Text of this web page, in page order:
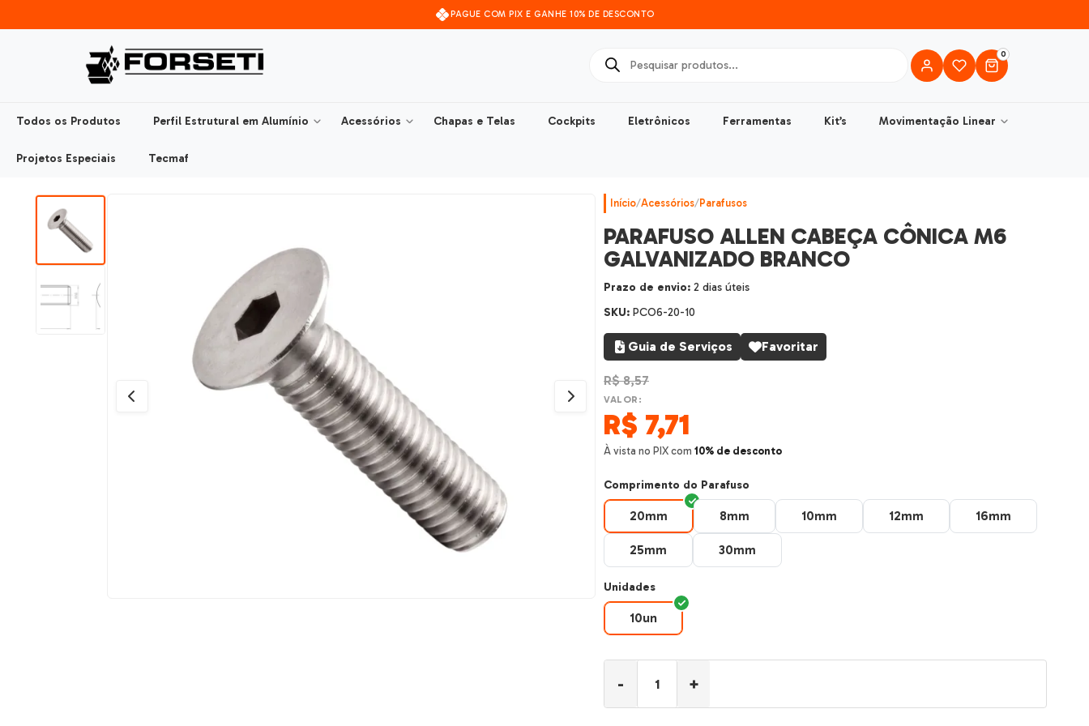
PAGUE COM PIX E GANHE 10% DE DESCONTO
0
Todos os Produtos Perfil Estrutural em Alumínio Acessórios Chapas e Telas Cockpits Eletrônicos Ferramentas Kit’s Movimentação Linear
Projetos Especiais Tecmaf
Início/Acessórios/Parafusos
PARAFUSO ALLEN CABEÇA CÔNICA M6
GALVANIZADO BRANCO
Prazo de envio: 2 dias úteis
SKU: PCO6-20-10
Guia de Serviços Favoritar
R$8,57
VALOR:
R$ 7,71
À vista no PIX com 10% de desconto
Comprimento do Parafuso
20mm 8mm 10mm 12mm 16mm
25mm 30mm
Unidades
10un
- +